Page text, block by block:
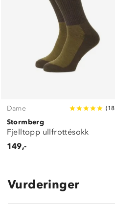
Dame (18
Stormberg
Fjelltopp ullfrottésokk
149,-
Vurderinger